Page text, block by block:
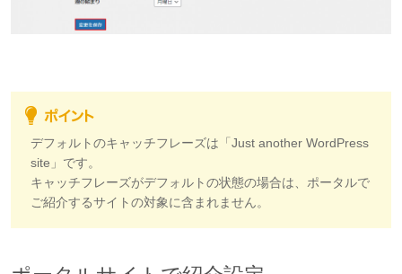
デフォルトのキャッチフレーズは「Just another WordPress
site」です。
キャッチフレーズがデフォルトの状態の場合は、ポータルで
ご紹介するサイトの対象に含まれません。